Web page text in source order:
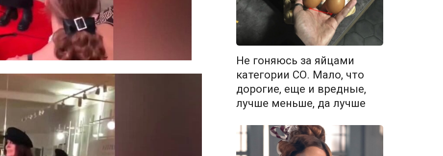
Не гоняюсь за яйцами
категории СО. Мало, что
дорогие, еще и вредные,
лучше меньше, да лучше